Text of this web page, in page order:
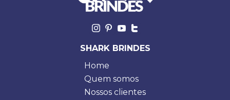
SHARK BRINDES
Home
Quem somos
Nossos clientes